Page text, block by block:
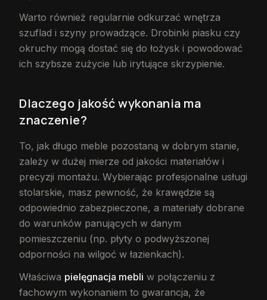
Warto również regularnie odkurzać wnętrza
szuflad i szyny prowadzące. Drobinki piasku czy
okruchy mogą dostać się do łożysk i powodować
ich szybsze zużycie lub irytujące skrzypienie.
Dlaczego jakość wykonania ma
znaczenie?
To, jak długo meble pozostaną w dobrym stanie,
zależy w dużej mierze od jakości materiałów i
precyzji montażu. Wybierając profesjonalne usługi
stolarskie, masz pewność, że krawędzie są
odpowiednio zabezpieczone, a materiały dobrane
do warunków panujących w danym
pomieszczeniu (np. płyty o podwyższonej
odporności na wilgoć w łazienkach).
Właściwa pielęgnacja mebli w połączeniu z
fachowym wykonaniem to gwarancja, że